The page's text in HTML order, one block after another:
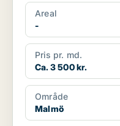
Areal
-
Pris pr. md.
Ca. 3 500 kr.
Område
Malmö